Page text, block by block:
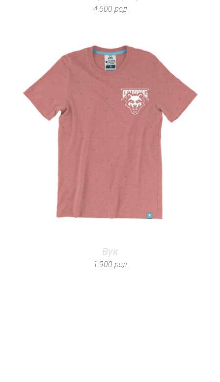
4.600 рсд
Вук
1.900 рсд